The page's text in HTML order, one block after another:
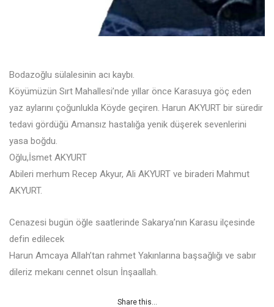
Bodazoğlu sülalesinin acı kaybı.
Köyümüzün Sırt Mahallesi’nde yıllar önce Karasuya göç eden
yaz aylarını çoğunlukla Köyde geçiren. Harun AKYURT bir süredir
tedavi gördüğü Amansız hastalığa yenik düşerek sevenlerini
yasa boğdu.
Oğlu,İsmet AKYURT
Abileri merhum Recep Akyur, Ali AKYURT ve biraderi Mahmut
AKYURT.
Cenazesi bugün öğle saatlerinde Sakarya’nın Karasu ilçesinde
defin edilecek
Harun Amcaya Allah’tan rahmet Yakınlarına başsağlığı ve sabır
dileriz mekanı cennet olsun İnşaallah.
Share this...